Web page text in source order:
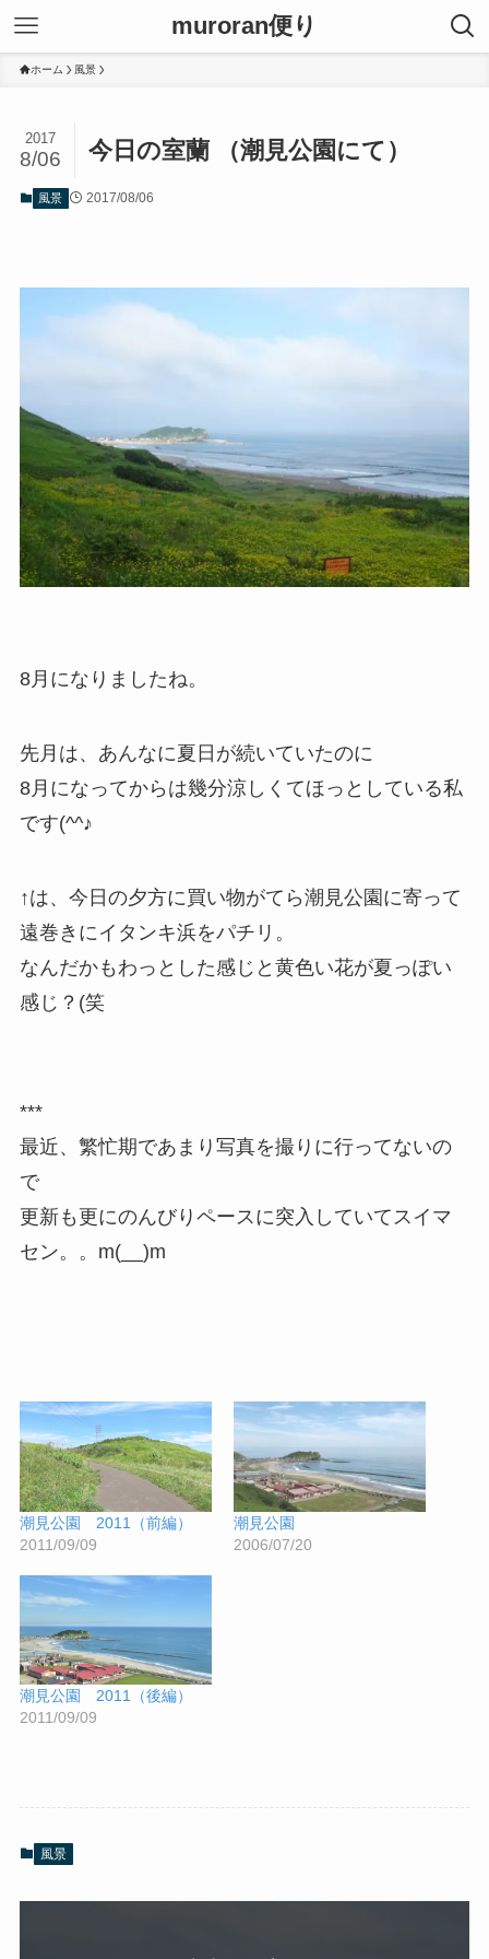
muroran便り
ホーム 風景
今日の室蘭 （潮見公園にて）
2017
8/06
風景 2017/08/06
8月になりましたね。
先月は、あんなに夏日が続いていたのに
8月になってからは幾分涼しくてほっとしている私
です(^^♪
↑は、今日の夕方に買い物がてら潮見公園に寄って
遠巻きにイタンキ浜をパチリ。
なんだかもわっとした感じと黄色い花が夏っぽい
感じ？(笑
***
最近、繁忙期であまり写真を撮りに行ってないの
で
更新も更にのんびりペースに突入していてスイマ
セン。。m(__)m
潮見公園 2011（前編）
2011/09/09
潮見公園
2006/07/20
潮見公園 2011（後編）
2011/09/09
風景